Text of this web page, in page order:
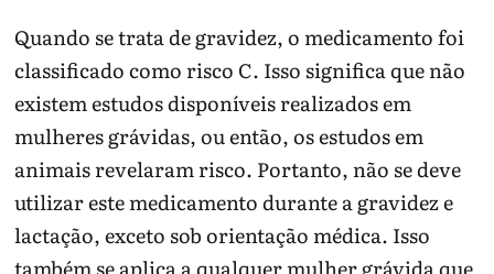
Quando se trata de gravidez, o medicamento foi
classificado como risco C. Isso significa que não
existem estudos disponíveis realizados em
mulheres grávidas, ou então, os estudos em
animais revelaram risco. Portanto, não se deve
utilizar este medicamento durante a gravidez e
lactação, exceto sob orientação médica. Isso